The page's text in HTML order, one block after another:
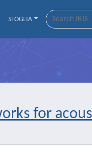
SFOGLIA
for